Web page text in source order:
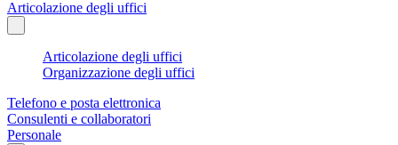
Articolazione degli uffici
Articolazione degli uffici
Organizzazione degli uffici
Telefono e posta elettronica
Consulenti e collaboratori
Personale